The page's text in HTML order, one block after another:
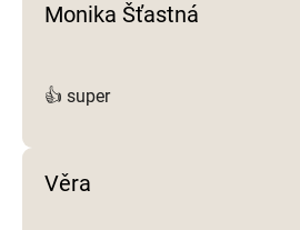
Monika Šťastná
👍 super
Věra